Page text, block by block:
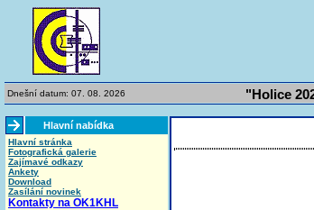
Dnešní datum: 07. 08. 2026 "Holice
Hlavní nabídka
Hlavní stránka
Fotografická galerie
Zajímavé odkazy
Ankety
Download
Zasílání novinek
Kontakty na OK1KHL